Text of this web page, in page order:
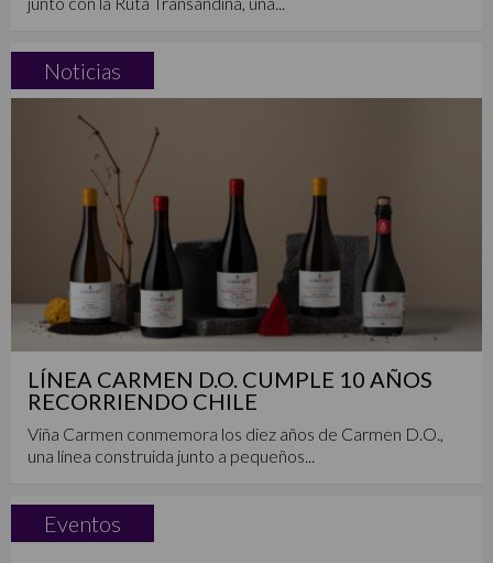
Noticias
LÍNEA CARMEN D.O. CUMPLE 10 AÑOS
RECORRIENDO CHILE
Viña Carmen conmemora los diez años de Carmen D.O.,
una línea construida junto a pequeños...
Eventos